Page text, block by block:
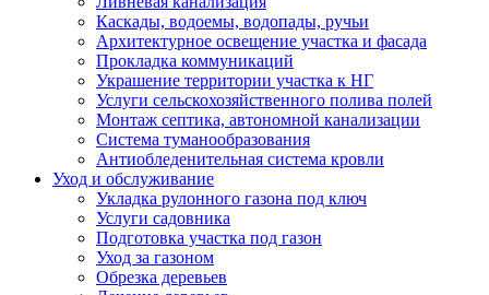
Каскады, водоемы, водопады, ручьи
Архитектурное освещение участка и фасада
Прокладка коммуникаций
Украшение территории участка к НГ
Услуги сельскохозяйственного полива полей
Монтаж септика, автономной канализации
Система туманообразования
Антиобледенительная система кровли
Уход и обслуживание
Укладка рулонного газона под ключ
Услуги садовника
Подготовка участка под газон
Уход за газоном
Обрезка деревьев